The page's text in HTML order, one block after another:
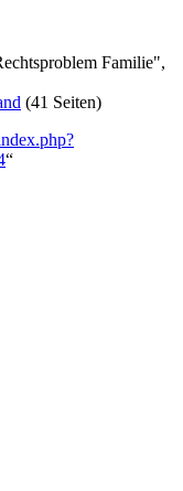
Familie",
(41 Seiten)
“